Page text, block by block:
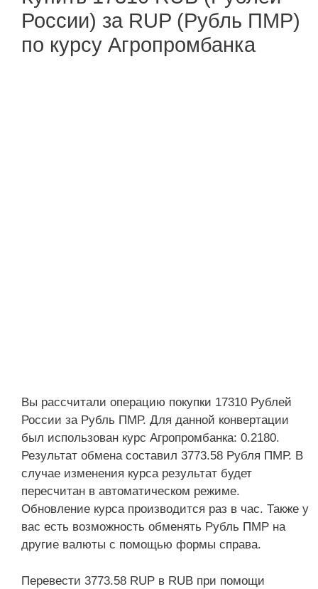
России) за RUP (Рубль ПМР)
по курсу Агропромбанка
Вы рассчитали операцию покупки 17310 Рублей
России за Рубль ПМР. Для данной конвертации
был использован курс Агропромбанка: 0.2180.
Результат обмена составил 3773.58 Рубля ПМР. В
случае изменения курса результат будет
пересчитан в автоматическом режиме.
Обновление курса производится раз в час. Также у
вас есть возможность обменять Рубль ПМР на
другие валюты с помощью формы справа.
Перевести 3773.58 RUP в RUB при помощи